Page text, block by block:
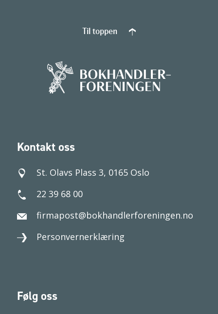
Kontakt oss
St. Olavs Plass 3, 0165 Oslo
22 39 68 00
firmapost@bokhandlerforeningen.no
Personvernerklæring
Følg oss
Til toppen